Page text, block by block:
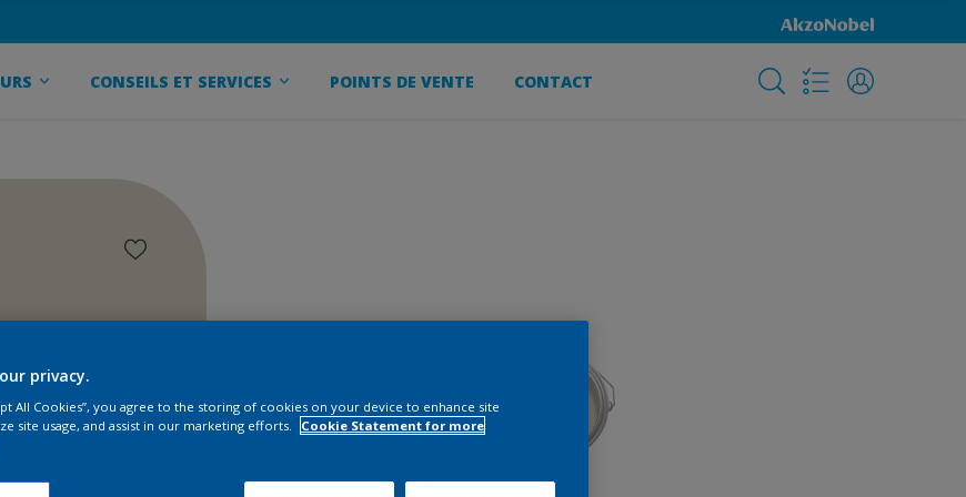
CONSEILS ET SERVICES POINTS DE VENTE CONTACT
privacy.
All Cookies”, you agree to the storing of cookies on your device to enhance site
site usage, and assist in our marketing efforts.
Cookie Statement for more